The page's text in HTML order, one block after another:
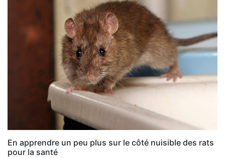
En apprendre un peu plus sur le côté nuisible des rats
pour la santé